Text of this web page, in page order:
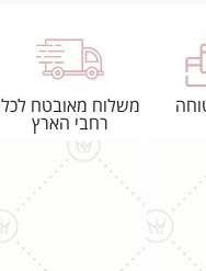
משלוח מאובטח לכל
רחבי הארץ